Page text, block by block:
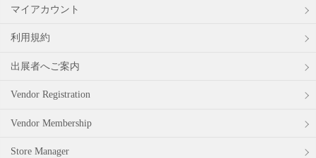
マイアカウント
利用規約
出展者へご案内
Vendor Registration
Vendor Membership
Store Manager